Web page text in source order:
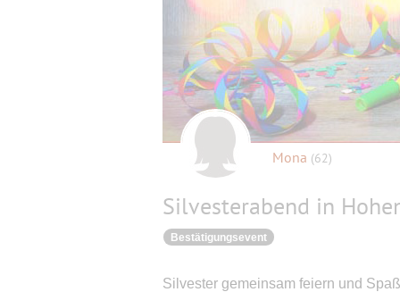
Mona (62)
Silvesterabend in
Bestätigungsevent
Silvester gemeinsam feiern und